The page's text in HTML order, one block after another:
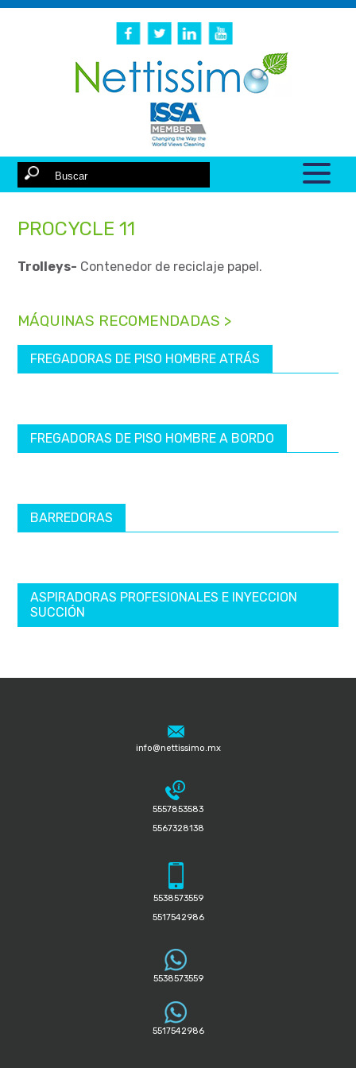
PROCYCLE 11
Trolleys- Contenedor de reciclaje papel.
MÁQUINAS RECOMENDADAS >
FREGADORAS DE PISO HOMBRE ATRÁS
FREGADORAS DE PISO HOMBRE A BORDO
BARREDORAS
ASPIRADORAS PROFESIONALES E INYECCION
SUCCIÓN
info@nettissimo.mx
5557853583
5567328138
5538573559
5517542986
5538573559
5517542986